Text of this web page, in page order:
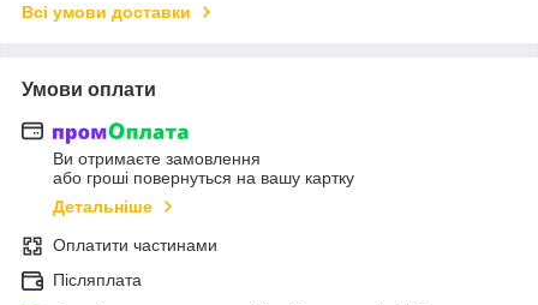
Всі умови доставки
Умови оплати
Ви отримаєте замовлення
або гроші повернуться на вашу картку
Детальніше
Оплатити частинами
Післяплата